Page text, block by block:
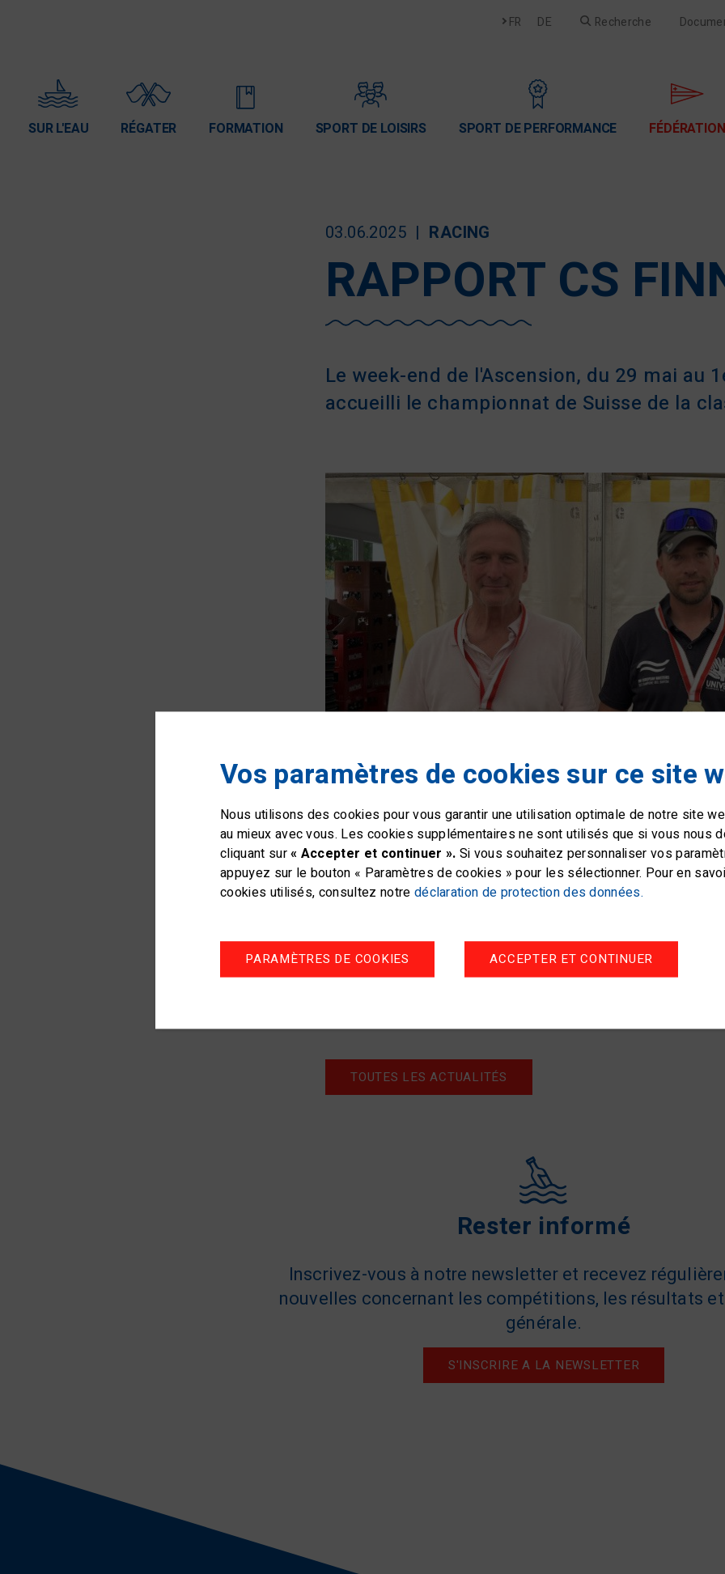
Français
FR Deutsch
DE Recherche
SUR L'EAU RÉGATER FORMATION SPORT DE LOISIRS SPORT DE PERFORMANCE FÉDÉRATION
03.06.2025 RACING
RAPPORT CS
Le week-end de l'Ascension, du 29 mai au
accueilli le championnat de Suisse de la
C'est une grande flotte de 58 bateaux en provenance de 8 nations
Suisse. Malheureusement, seules trois manches ont pu être
malheureusement pas permis d'en courir plus. Le championnat a
devancé Zdenek Gebhart (CZE) et Peter Ganzert (GER). Mais
Suisse, les médaillés se présentent comme suit : Simon Bovay (or),
TOUTES LES ACTUALITÉS
Rester informé
Inscrivez-vous à notre newsletter et recevez
nouvelles concernant les compétitions, les résultats
générale.
S'INSCRIRE A LA NEWSLETTER
Vos paramètres de cookies sur ce site
Nous utilisons des cookies pour vous garantir une utilisation optimale de notre site
au mieux avec vous. Les cookies supplémentaires ne sont utilisés que si vous nous
cliquant sur« Accepter et continuer ». Si vous souhaitez personnaliser vos
appuyez sur le bouton « Paramètres de cookies » pour les sélectionner. Pour en
cookies utilisés, consultez notre déclaration de protection des données.
PARAMÈTRES DE COOKIES ACCEPTER ET CONTINUER